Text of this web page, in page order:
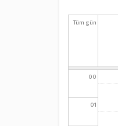
Tüm gün
00
01